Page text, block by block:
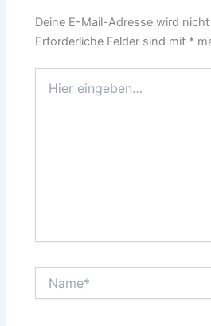
Deine E-Mail-Adresse wird
Erforderliche Felder sind mit *
eingeben…